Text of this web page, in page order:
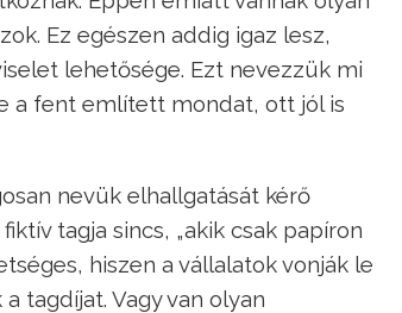
Ez egészen addig igaz lesz,
lehetősége. Ezt nevezzük mi
a fent említett mondat, ott jól is
nevük elhallgatását kérő
tagja sincs, „akik csak papíron
hiszen a vállalatok vonják le
tagdíjat. Vagy van olyan